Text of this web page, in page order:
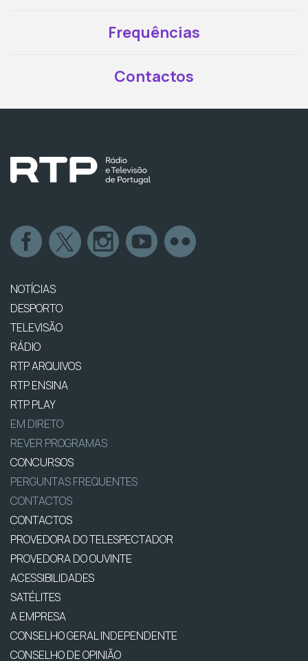
Frequências
Contactos
NOTÍCIAS
DESPORTO
TELEVISÃO
RÁDIO
RTP ARQUIVOS
RTP ENSINA
RTP PLAY
EM DIRETO
REVER PROGRAMAS
CONCURSOS
PERGUNTAS FREQUENTES
CONTACTOS
CONTACTOS
PROVEDORA DO TELESPECTADOR
PROVEDORA DO OUVINTE
ACESSIBILIDADES
SATÉLITES
A EMPRESA
CONSELHO GERAL INDEPENDENTE
CONSELHO DE OPINIÃO